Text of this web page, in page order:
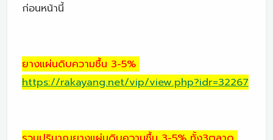
ก่อนหน้านี้
ยางแผ่นดิบความชื้น 3-5%
https://rakayang.net/vip/view.php?idr=32267